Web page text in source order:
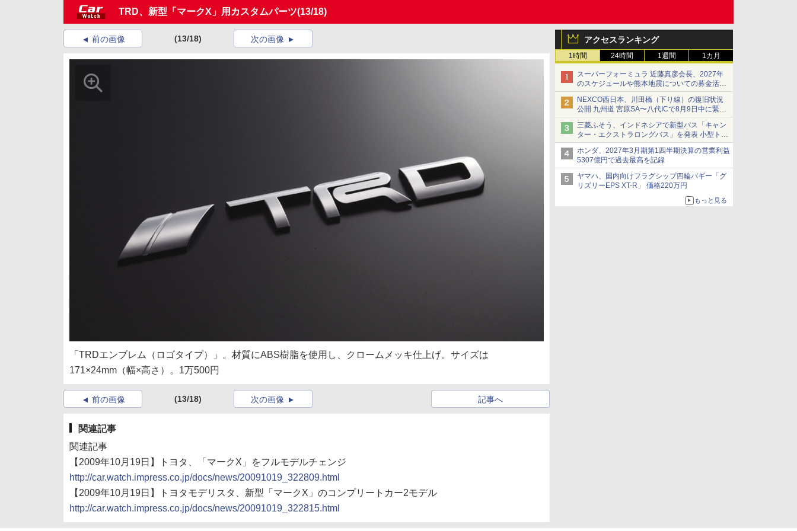
TRD、新型「マークX」用カスタムパーツ(13/18)
アクセスランキング
1時間 24時間 1週間 1カ月
スーパーフォーミュラ 近藤真彦会長、2027年
のスケジュールや熊本地震についての募金活動
を紹介
NEXCO西日本、川田橋（下り線）の復旧状況
公開 九州道 宮原SA〜八代ICで8月9日中に緊急
車両を通行可能に
三菱ふそう、インドネシアで新型バス「キャン
ター・エクストラロングバス」を発表 小型トラ
ックベースの観光・旅客輸送向けバス
ホンダ、2027年3月期第1四半期決算の営業利益
5307億円で過去最高を記録
ヤマハ、国内向けフラグシップ四輪バギー「グ
リズリーEPS XT-R」 価格220万円
もっと見る
前の画像 (13/18) 次の画像
「TRDエンブレム（ロゴタイプ）」。材質にABS樹脂を使用し、クロームメッキ仕上げ。サイズは
171×24mm（幅×高さ）。1万500円
前の画像 (13/18) 記事へ
次の画像
関連記事
関連記事
【2009年10月19日】トヨタ、「マークX」をフルモデルチェンジ
http://car.watch.impress.co.jp/docs/news/20091019_322809.html
【2009年10月19日】トヨタモデリスタ、新型「マークX」のコンプリートカー2モデル
http://car.watch.impress.co.jp/docs/news/20091019_322815.html